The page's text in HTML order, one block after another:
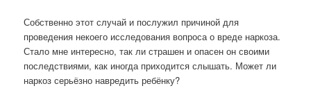
Собственно этот случай и послужил причиной для
проведения некоего исследования вопроса о вреде наркоза.
Стало мне интересно, так ли страшен и опасен он своими
последствиями, как иногда приходится слышать. Может ли
наркоз серьёзно навредить ребёнку?